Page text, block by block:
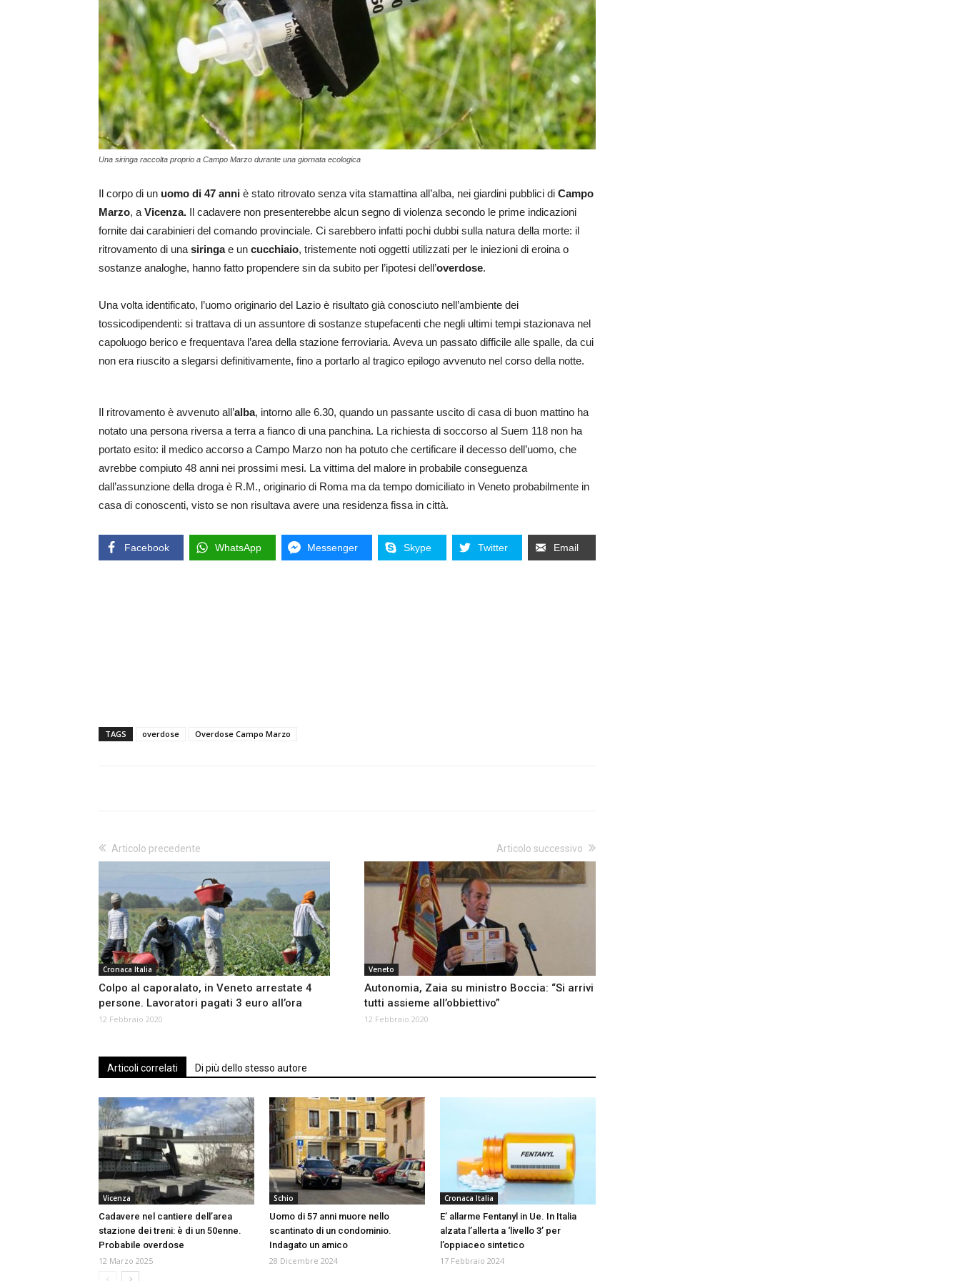
Una siringa raccolta proprio a Campo Marzo durante una giornata ecologica
Il corpo di un uomo di 47 anni è stato ritrovato senza vita stamattina all’alba, nei giardini pubblici di Campo
Marzo, a Vicenza. Il cadavere non presenterebbe alcun segno di violenza secondo le prime indicazioni
fornite dai carabinieri del comando provinciale. Ci sarebbero infatti pochi dubbi sulla natura della morte: il
ritrovamento di una siringae un cucchiaio, tristemente noti oggetti utilizzati per le iniezioni di eroina o
sostanze analoghe, hanno fatto propendere sin da subito per l’ipotesi dell’overdose.
Una volta identificato, l’uomo originario del Lazio è risultato già conosciuto nell’ambiente dei
tossicodipendenti: si trattava di un assuntore di sostanze stupefacenti che negli ultimi tempi stazionava nel
capoluogo berico e frequentava l’area della stazione ferroviaria. Aveva un passato difficile alle spalle, da cui
non era riuscito a slegarsi definitivamente, fino a portarlo al tragico epilogo avvenuto nel corso della notte.
Il ritrovamento è avvenuto all’alba, intorno alle 6.30, quando un passante uscito di casa di buon mattino ha
notato una persona riversa a terra a fianco di una panchina. La richiesta di soccorso al Suem 118 non ha
portato esito: il medico accorso a Campo Marzo non ha potuto che certificare il decesso dell’uomo, che
avrebbe compiuto 48 anni nei prossimi mesi. La vittima del malore in probabile conseguenza
dall’assunzione della droga è R.M., originario di Roma ma da tempo domiciliato in Veneto probabilmente in
casa di conoscenti, visto se non risultava avere una residenza fissa in città.
Facebook WhatsApp Messenger Skype Twitter Email
TAGS overdose Overdose Campo Marzo
Articolo precedente
Cronaca Italia
Colpo al caporalato, in Veneto arrestate 4
persone. Lavoratori pagati 3 euro all’ora
12 Febbraio 2020
Articolo successivo
Veneto
Autonomia, Zaia su ministro Boccia: “Si arrivi
tutti assieme all’obbiettivo”
12 Febbraio 2020
Articoli correlati Di più dello stesso autore
Vicenza
Cadavere nel cantiere dell’area
stazione dei treni: è di un 50enne.
Probabile overdose
12 Marzo 2025
Schio
Uomo di 57 anni muore nello
scantinato di un condominio.
Indagato un amico
28 Dicembre 2024
Cronaca Italia
E’ allarme Fentanyl in Ue. In Italia
alzata l’allerta a ‘livello 3’ per
l’oppiaceo sintetico
17 Febbraio 2024